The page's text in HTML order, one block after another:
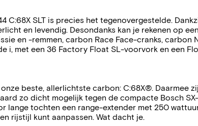
SLT is precies het tegenovergestelde.
en levendig. Desondanks kan je rekenen op
en -remmen, carbon Race Face-cranks, carbon
i, met een 36 Factory Float SL-voorvork en een
beste, allerlichtste carbon: C:68X®. Daarmee
zo dicht mogelijk tegen de compacte Bosch
tochten een range-extender met 250
rijstijl kunt aanpassen. Wat dacht je.